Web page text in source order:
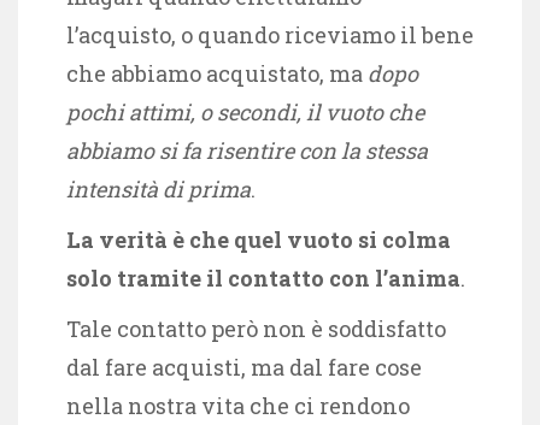
l’acquisto, o quando riceviamo il bene
che abbiamo acquistato, ma dopo
pochi attimi, o secondi, il vuoto che
abbiamo si fa risentire con la stessa
intensità di prima.
La verità è che quel vuoto si colma
solo tramite il contatto con l’anima.
Tale contatto però non è soddisfatto
dal fare acquisti, ma dal fare cose
nella nostra vita che ci rendono